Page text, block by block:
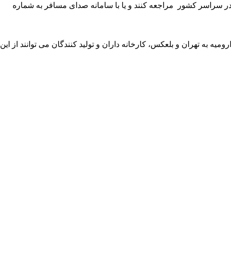
سراسر کشور مراجعه کنند و یا با سامانه صدای مسافر به شماره
به تهران و بلعکس، کارخانه داران و تولید کنندگان می توانند از این